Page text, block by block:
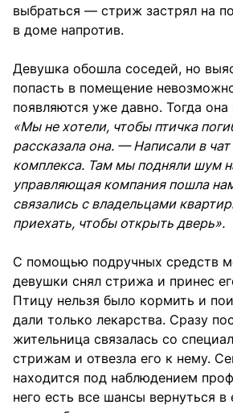
выбраться — стриж застрял на
в доме напротив.
Девушка обошла соседей, но
попасть в помещение
появляются уже давно. Тогда
«Мы не хотели, чтобы птичка
рассказала она. — Написали в
комплекса. Там мы подняли шум
управляющая компания пошла
связались с владельцами
приехать, чтобы открыть дверь».
С помощью подручных средств
девушки снял стрижа и принес
Птицу нельзя было кормить и
дали только лекарства. Сразу
жительница связалась со
стрижам и отвезла его к нему.
находится под наблюдением
него есть все шансы вернуться в